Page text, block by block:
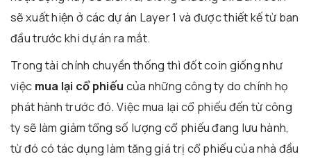
sẽ xuất hiện ở các dự án Layer 1 và được thiết kế từ ban
đầu trước khi dự án ra mắt.
Trong tài chính chuyền thống thì đốt coin giống như
việc mua lại cổ phiếu của những công ty do chính họ
phát hành trước đó. Việc mua lại cổ phiếu đến từ công
ty sẽ làm giảm tổng số lượng cổ phiếu đang lưu hành,
từ đó có tác dụng làm tăng giá trị cổ phiếu của nhà đầu